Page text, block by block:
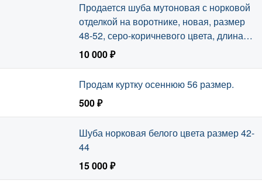
Продается шуба мутоновая с норковой
отделкой на воротнике, новая, размер
48-52, серо-коричневого цвета, длина
ниже колена.
10 000 ₽
Продам куртку осеннюю 56 размер.
500 ₽
Шуба норковая белого цвета размер 42-
44
15 000 ₽